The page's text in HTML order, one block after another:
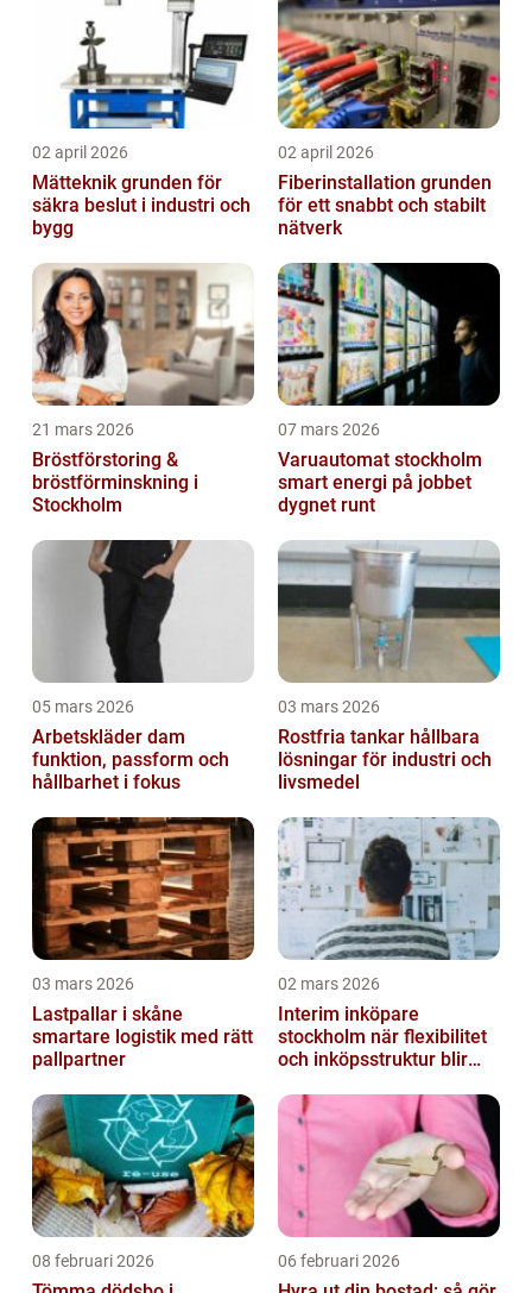
02 april 2026
Mätteknik grunden för
säkra beslut i industri och
bygg
02 april 2026
Fiberinstallation grunden
för ett snabbt och stabilt
nätverk
21 mars 2026
Bröstförstoring &
bröstförminskning i
Stockholm
07 mars 2026
Varuautomat stockholm
smart energi på jobbet
dygnet runt
05 mars 2026
Arbetskläder dam
funktion, passform och
hållbarhet i fokus
03 mars 2026
Rostfria tankar hållbara
lösningar för industri och
livsmedel
03 mars 2026
Lastpallar i skåne
smartare logistik med rätt
pallpartner
02 mars 2026
Interim inköpare
stockholm när flexibilitet
och inköpsstruktur blir
08 februari 2026 06 februari 2026